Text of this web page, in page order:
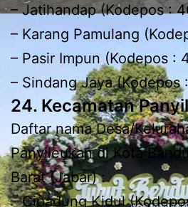
– Jatihandap (Kodepos :
– Karang Pamulang
– Pasir Impun (Kodepos :
– Sindang Jaya (Kodepos
24. Kecamatan
Daftar nama Desa/
Panyileukan di Kota
Barat (Jabar) :
– Cipadung Kidul